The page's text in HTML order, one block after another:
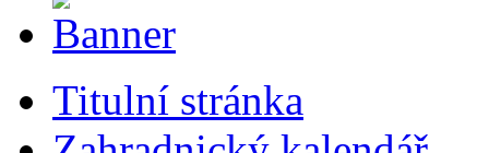
Titulní stránka